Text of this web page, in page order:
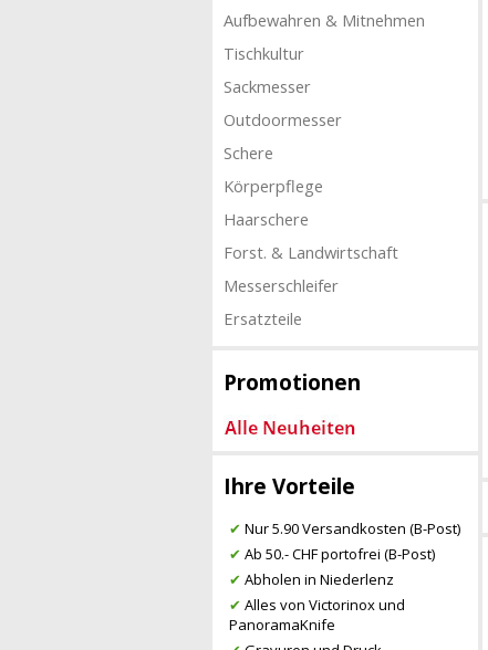
Aufbewahren & Mitnehmen
Tischkultur
Sackmesser
Outdoormesser
Schere
Körperpflege
Haarschere
Forst. & Landwirtschaft
Messerschleifer
Ersatzteile
Promotionen
Ihre Vorteile
✔ Nur 5.90 Versandkosten (B-Post)
✔ Ab 50.- CHF portofrei (B-Post)
✔ Abholen in Niederlenz
✔ Alles von Victorinox und
PanoramaKnife